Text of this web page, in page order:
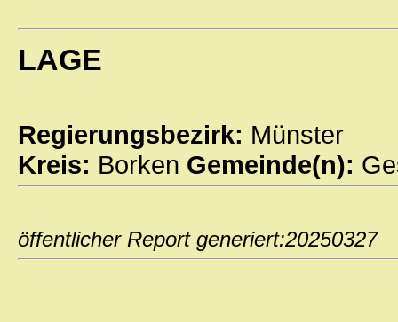
LAGE
Regierungsbezirk: Münster
Kreis: Borken Gemeinde(n):
öffentlicher Report